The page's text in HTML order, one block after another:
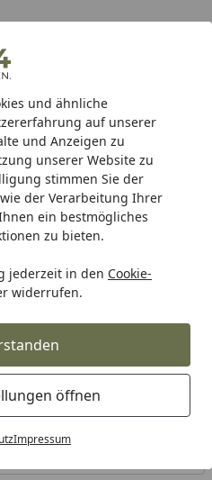
und ähnliche
auf unserer
und Anzeigen zu
unserer Website zu
stimmen Sie der
der Verarbeitung Ihrer
ein bestmögliches
zu bieten.
jederzeit in den Cookie-
widerrufen.
öffnen
Impressum
Hotline
Sandfilteranlage & Pool-
bis 468,99€)
ECO-Serie EC